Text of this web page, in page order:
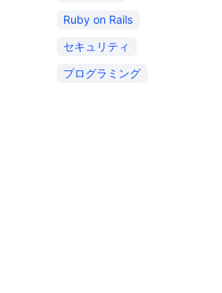
Ruby on Rails
セキュリティ
プログラミング